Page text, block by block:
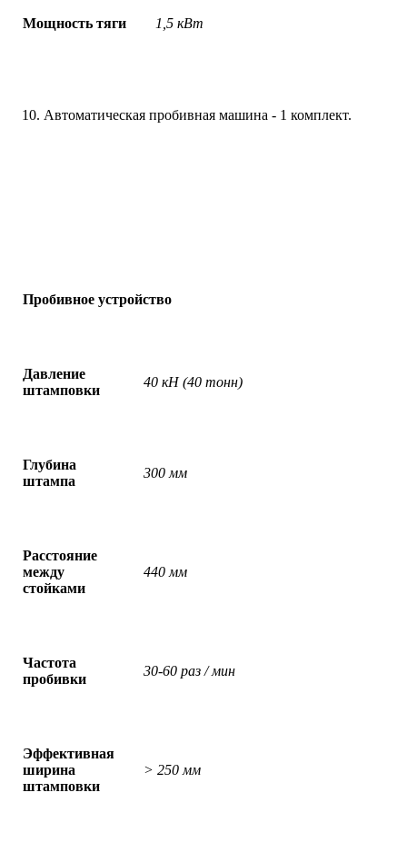
Мощность тяги 1,5 кВт
Автоматическая пробивная машина - 1 комплект.
Пробивное устройство
Давление
штамповки
40 кН (40 тонн)
Глубина
штампа
300 мм
Расстояние
между
стойками
440 мм
Частота
пробивки
30-60 раз / мин
Эффективная
ширина
штамповки
> 250 мм